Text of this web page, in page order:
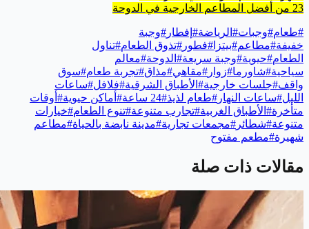
23 من أفضل المطاعم الخارجية في الدوحة
#طعام#وجبات# الرياضة# إفطار #وجبة
خفيفة#مطاعم#بيتزا #فطور #تذوق الطعام#تناول
الطعام#حيوية#وجبة سريعة# الدوحة#معالم
سياحية#شاورما#زوار #مقاهي#مذاق#تجربة طعام#سوق
واقف#جلسات خارجية# الأطباق الشرقية#فلافل#ساعات
الليل#ساعات النهار #طعام لذيذ#24 ساعة # أماكن حيوية# أوقات
متأخرة# الأطباق الغربية#تجارب متنوعة#تنوع الطعام#خيارات
متنوعة#شطائر #مجمعات تجارية#مدينة نابضة بالحياة#مطاعم
شهيرة#مطعم مفتوح
مقالات ذات صلة